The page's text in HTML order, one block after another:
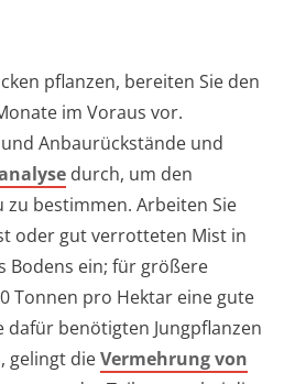
pflanzen, bereiten Sie den
im Voraus vor.
Anbaurückstände und
durch, um den
bestimmen. Arbeiten Sie
oder gut verrotteten Mist in
Bodens ein; für größere
Tonnen pro Hektar eine gute
dafür benötigten Jungpflanzen
gelingt dieVermehrung von